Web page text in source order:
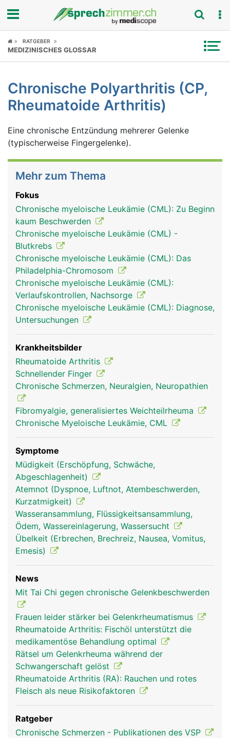
Fokus
Symptome
News
Rubriken
RATGEBER
MEDIZINISCHES GLOSSAR
Chronische Polyarthritis (CP,
Rheumatoide Arthritis)
Eine chronische Entzündung mehrerer Gelenke
(typischerweise Fingergelenke).
Mehr zum Thema
Fokus
Chronische myeloische Leukämie (CML): Zu Beginn
kaum Beschwerden
Chronische myeloische Leukämie (CML) -
Blutkrebs
Chronische myeloische Leukämie (CML): Das
Philadelphia-Chromosom
Chronische myeloische Leukämie (CML):
Verlaufskontrollen, Nachsorge
Chronische myeloische Leukämie (CML): Diagnose,
Untersuchungen
Krankheitsbilder
Rheumatoide Arthritis
Schnellender Finger
Chronische Schmerzen, Neuralgien, Neuropathien
Fibromyalgie, generalisiertes Weichteilrheuma
Chronische Myeloische Leukämie, CML
Symptome
Müdigkeit (Erschöpfung, Schwäche,
Abgeschlagenheit)
Atemnot (Dyspnoe, Luftnot, Atembeschwerden,
Kurzatmigkeit)
Wasseransammlung, Flüssigkeitsansammlung,
Ödem, Wassereinlagerung, Wassersucht
Übelkeit (Erbrechen, Brechreiz, Nausea, Vomitus,
Emesis)
News
Mit Tai Chi gegen chronische Gelenkbeschwerden
Frauen leider stärker bei Gelenkrheumatismus
Rheumatoide Arthritis: Fischöl unterstützt die
medikamentöse Behandlung optimal
Rätsel um Gelenkrheuma während der
Schwangerschaft gelöst
Rheumatoide Arthritis (RA): Rauchen und rotes
Fleisch als neue Risikofaktoren
Ratgeber
Chronische Schmerzen - Publikationen des VSP